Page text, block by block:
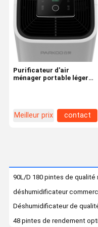
Visite
D'usine
Contrôle
Déshumidificateur à
Déshumidificateur
Déshumidificateur
Déshumidificateur
Déshumidificateur
Purificateur d'air
ménager portable léger
Meilleur prix contact
90L/D 180 pintes de
déshumidificateur
Déshumidificateur de
48 pintes de rendement